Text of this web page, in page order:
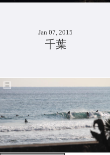
Jan 07, 2015
千葉